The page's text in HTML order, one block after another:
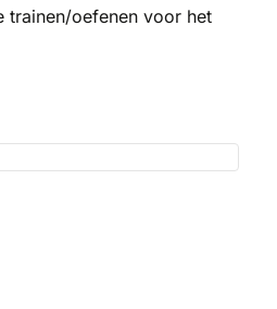
trainen/oefenen voor het